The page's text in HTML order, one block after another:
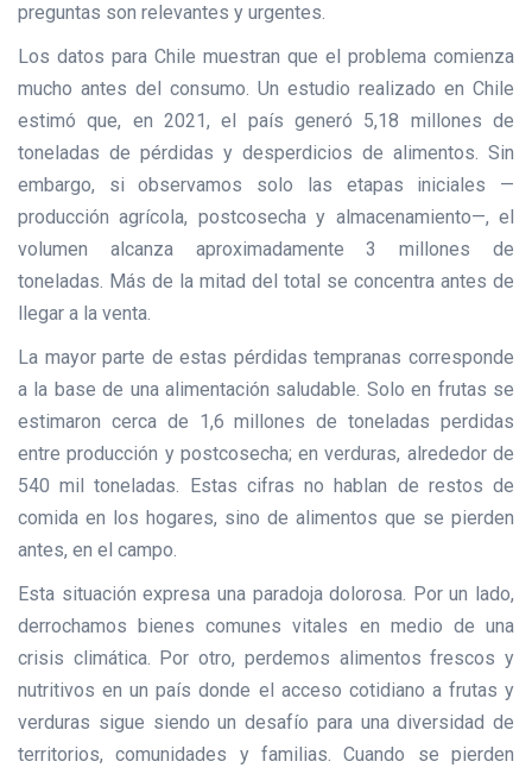
preguntas son relevantes y urgentes.
Los datos para Chile muestran que el problema comienza
mucho antes del consumo. Un estudio realizado en Chile
estimó que, en 2021, el país generó 5,18 millones de
toneladas de pérdidas y desperdicios de alimentos. Sin
embargo, si observamos solo las etapas iniciales —
producción agrícola, postcosecha y almacenamiento—, el
volumen alcanza aproximadamente 3 millones de
toneladas. Más de la mitad del total se concentra antes de
llegar a la venta.
La mayor parte de estas pérdidas tempranas corresponde
a la base de una alimentación saludable. Solo en frutas se
estimaron cerca de 1,6 millones de toneladas perdidas
entre producción y postcosecha; en verduras, alrededor de
540 mil toneladas. Estas cifras no hablan de restos de
comida en los hogares, sino de alimentos que se pierden
antes, en el campo.
Esta situación expresa una paradoja dolorosa. Por un lado,
derrochamos bienes comunes vitales en medio de una
crisis climática. Por otro, perdemos alimentos frescos y
nutritivos en un país donde el acceso cotidiano a frutas y
verduras sigue siendo un desafío para una diversidad de
territorios, comunidades y familias. Cuando se pierden